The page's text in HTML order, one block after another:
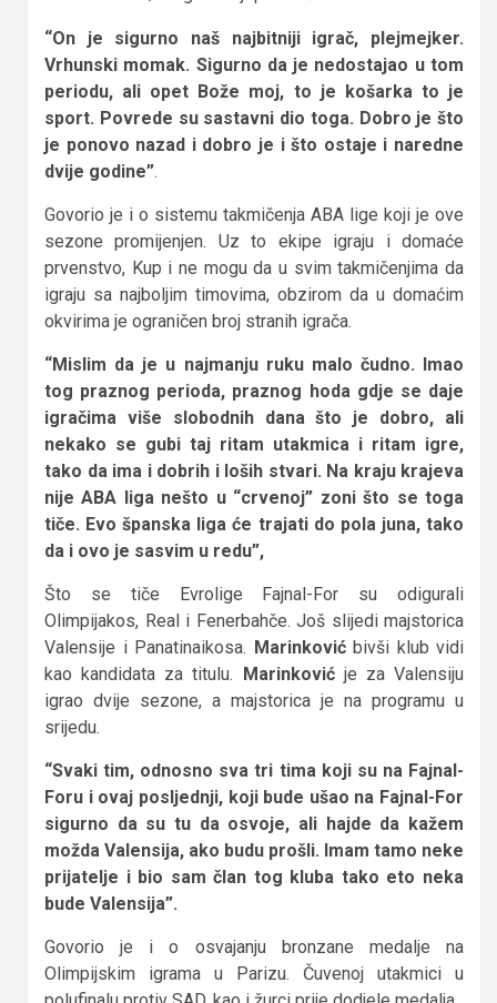
“On je sigurno naš najbitniji igrač, plejmejker.
Vrhunski momak. Sigurno da je nedostajao u tom
periodu, ali opet Bože moj, to je košarka to je
sport. Povrede su sastavni dio toga. Dobro je što
je ponovo nazad i dobro je i što ostaje i naredne
dvije godine”.
Govorio je i o sistemu takmičenja ABA lige koji je ove
sezone promijenjen. Uz to ekipe igraju i domaće
prvenstvo, Kup i ne mogu da u svim takmičenjima da
igraju sa najboljim timovima, obzirom da u domaćim
okvirima je ograničen broj stranih igrača.
“Mislim da je u najmanju ruku malo čudno. Imao
tog praznog perioda, praznog hoda gdje se daje
igračima više slobodnih dana što je dobro, ali
nekako se gubi taj ritam utakmica i ritam igre,
tako da ima i dobrih i loših stvari. Na kraju krajeva
nije ABA liga nešto u “crvenoj” zoni što se toga
tiče. Evo španska liga će trajati do pola juna, tako
da i ovo je sasvim u redu”,
Što se tiče Evrolige Fajnal-For su odigurali
Olimpijakos, Real i Fenerbahče. Još slijedi majstorica
Valensije i Panatinaikosa. Marinkovićbivši klub vidi
kao kandidata za titulu. Marinković je za Valensiju
igrao dvije sezone, a majstorica je na programu u
srijedu.
“Svaki tim, odnosno sva tri tima koji su na Fajnal-
Foru i ovaj posljednji, koji bude ušao na Fajnal-For
sigurno da su tu da osvoje, ali hajde da kažem
možda Valensija, ako budu prošli. Imam tamo neke
prijatelje i bio sam član tog kluba tako eto neka
bude Valensija”.
Govorio je i o osvajanju bronzane medalje na
Olimpijskim igrama u Parizu. Čuvenoj utakmici u